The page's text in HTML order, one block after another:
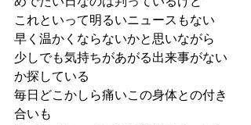
これといって明るいニュースもない
早く温かくならないかと思いながら
少しでも気持ちがあがる出来事がない
か探している
毎日どこかしら痛いこの身体との付き
合いも